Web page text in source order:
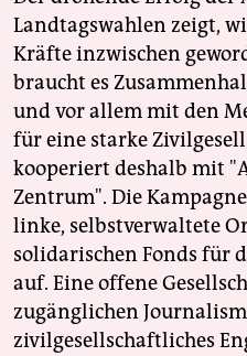
Landtagswahlen zeigt,
Kräfte inzwischen
braucht es
und vor allem mit den
für eine starke
kooperiert deshalb mit
Zentrum". Die
linke, selbstverwaltete
solidarischen Fonds für
auf. Eine offene
zugänglichen
zivilgesellschaftliches